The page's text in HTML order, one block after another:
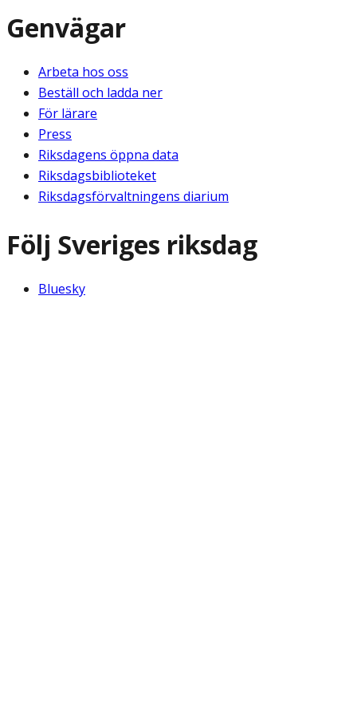
Genvägar
Arbeta hos oss
Beställ och ladda ner
För lärare
Press
Riksdagens öppna data
Riksdagsbiblioteket
Riksdagsförvaltningens diarium
Följ Sveriges riksdag
Bluesky